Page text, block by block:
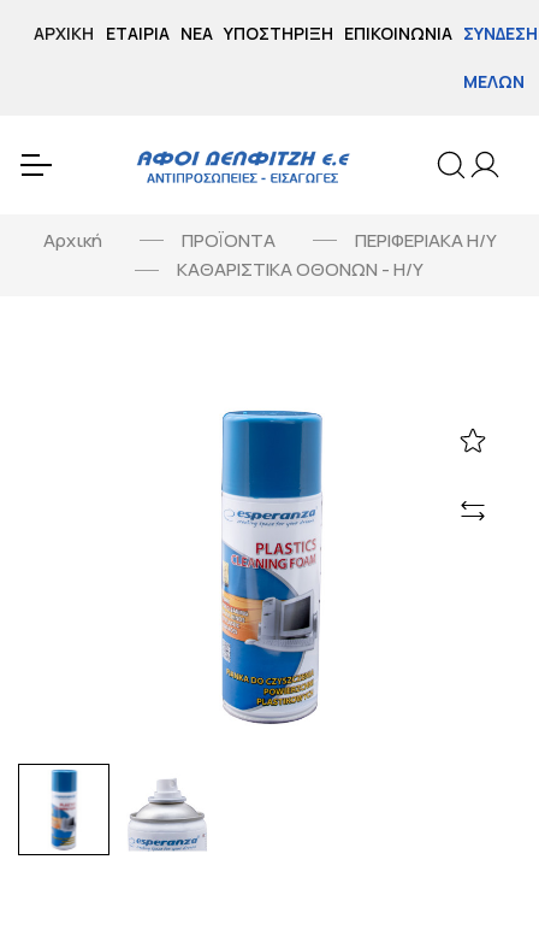
ΑΡΧΙΚΉ ΕΤΑΙΡΊΑ ΝΈΑ ΥΠΟΣΤΉΡΙΞΗ ΕΠΙΚΟΙΝΩΝΊΑ ΣΎΝΔΕΣΗ
ΜΕΛΏΝ
Αρχική ΠΡΟΪΟΝΤΑ
ΠΕΡΙΦΕΡΙΑΚΑ Η/Υ
ΚΑΘΑΡΙΣΤΙΚΑ ΟΘΟΝΩΝ - H/Y